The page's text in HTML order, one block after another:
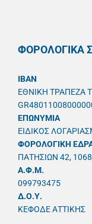
ΦΟΡΟΛΟΓΙΚΑ
IBAN
ΕΘΝΙΚΗ ΤΡΑΠΕΖΑ
ΕΠΩΝΥΜΙΑ
ΕΙΔΙΚΟΣ
ΦΟΡΟΛΟΓΙΚΗ
ΠΑΤΗΣΙΩΝ 42,
A.Φ.Μ.
099793475
Δ.Ο.Υ.
ΚΕΦΟΔΕ ΑΤΤΙΚΗΣ